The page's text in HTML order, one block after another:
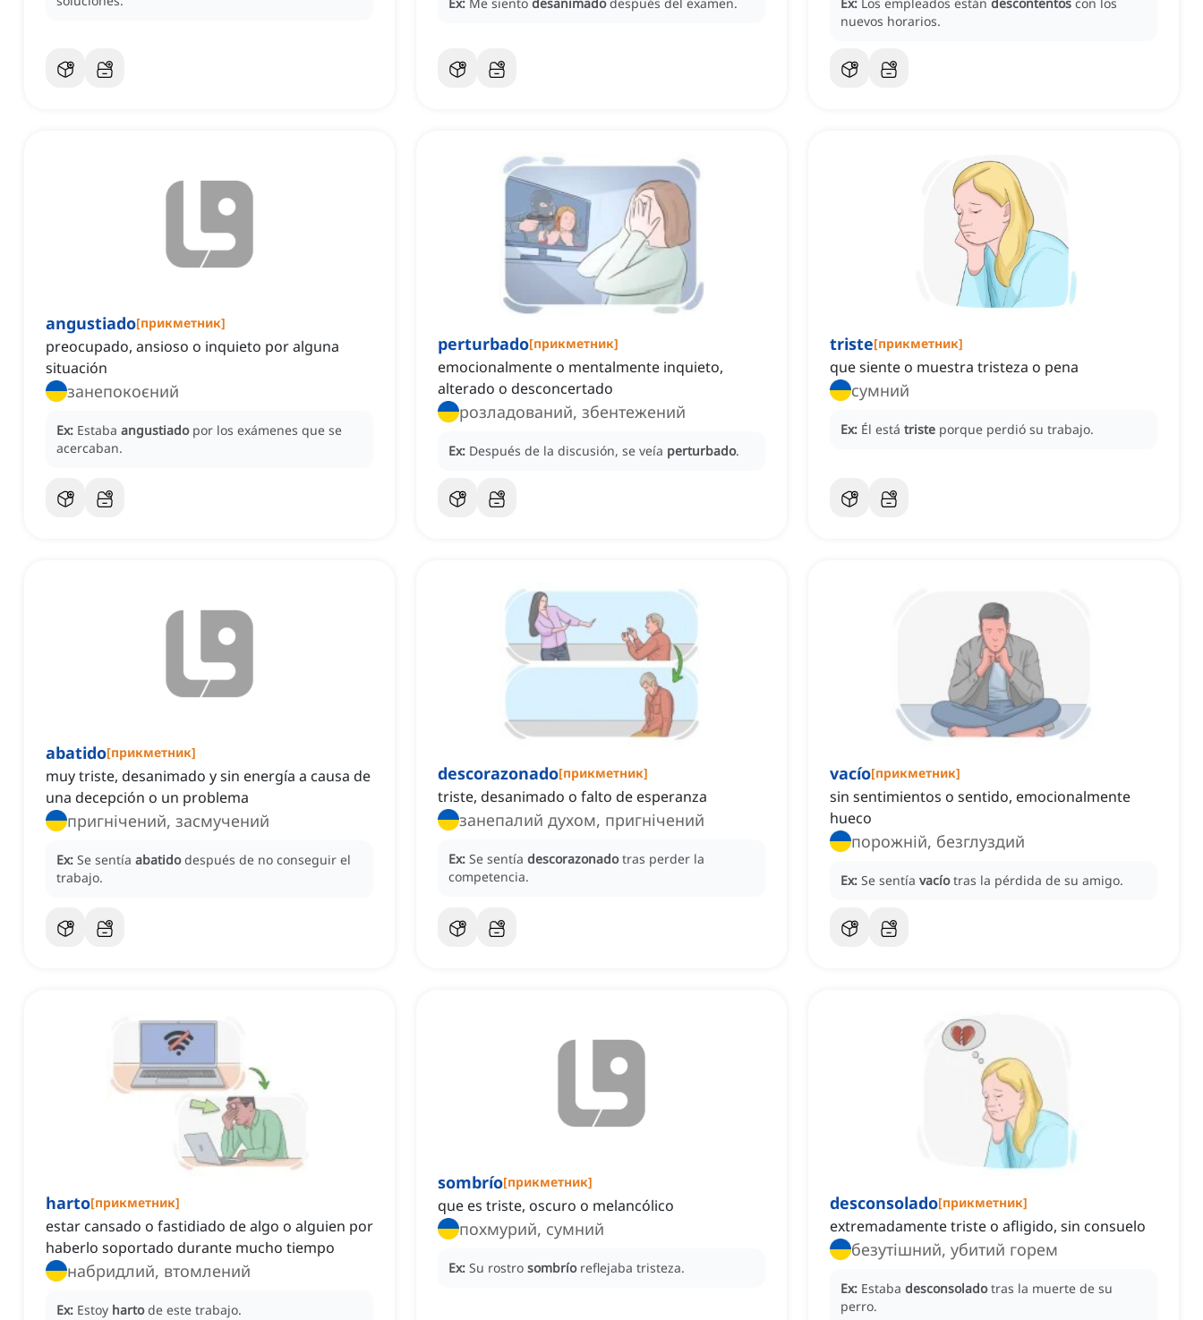
nuevos horarios.
angustiado[прикметник]
preocupado, ansioso o inquieto por alguna
situación
занепокоєний
Ex: Estaba angustiado por los exámenes que se
acercaban.
perturbado[прикметник]
emocionalmente o mentalmente inquieto,
alterado o desconcertado
розладований, збентежений
Ex: Después de la discusión, se veía perturbado.
triste[прикметник]
que siente o muestra tristeza o pena
сумний
Ex: Él está triste porque perdió su trabajo.
abatido[прикметник]
muy triste, desanimado y sin energía a causa de
una decepción o un problema
пригнічений, засмучений
Ex: Se sentía abatido después de no conseguir el
trabajo.
descorazonado[прикметник]
triste, desanimado o falto de esperanza
занепалий духом, пригнічений
Ex: Se sentía descorazonado tras perder la
competencia.
vacío[прикметник]
sin sentimientos o sentido, emocionalmente
hueco
порожній, безглуздий
Ex: Se sentía vacío tras la pérdida de su amigo.
harto[прикметник]
estar cansado o fastidiado de algo o alguien por
haberlo soportado durante mucho tiempo
набридлий, втомлений
Ex: Estoy harto de este trabajo.
sombrío[прикметник]
que es triste, oscuro o melancólico
похмурий, сумний
Ex: Su rostro sombrío reflejaba tristeza.
desconsolado[прикметник]
extremadamente triste o afligido, sin consuelo
безутішний, убитий горем
Ex: Estaba desconsolado tras la muerte de su
perro.